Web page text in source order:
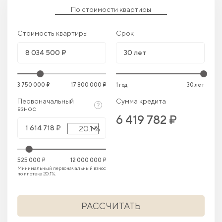
По стоимости квартиры
Стоимость квартиры
3 750 000 ₽ 17 800 000 ₽
Срок
1 год 30 лет
Первоначальный
взнос
20.1 %
525 000 ₽
12 000 000 ₽
Минимальный первоначальный взнос
по ипотеке 20.1%.
Сумма кредита
6 419 782 ₽
РАССЧИТАТЬ